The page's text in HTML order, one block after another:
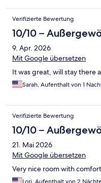
Verifizierte Bewertung
10/10 –
9. Apr. 2026
Mit Google übersetzen
It was great, will stay there
Sarah, Aufenthalt von 1
Verifizierte Bewertung
10/10 –
21. Mai 2026
Mit Google übersetzen
Very nice room with